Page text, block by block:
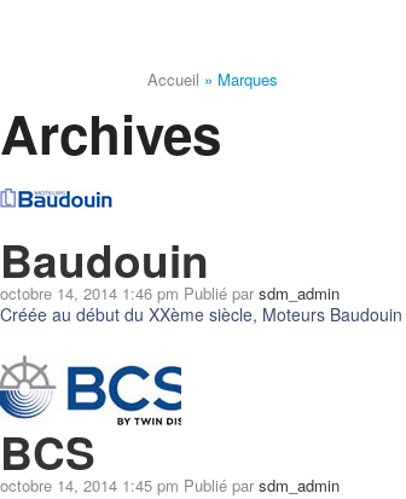
Accueil » Marques
Archives
Baudouin
octobre 14, 2014 1:46 pm Publié par sdm_admin
Créée au début du XXème siècle, Moteurs
BCS
octobre 14, 2014 1:45 pm Publié par sdm_admin